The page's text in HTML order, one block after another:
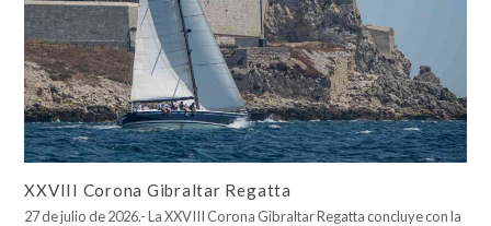
XXVIII Corona Gibraltar Regatta
27 de julio de 2026.- La XXVIII Corona Gibraltar Regatta concluye con la